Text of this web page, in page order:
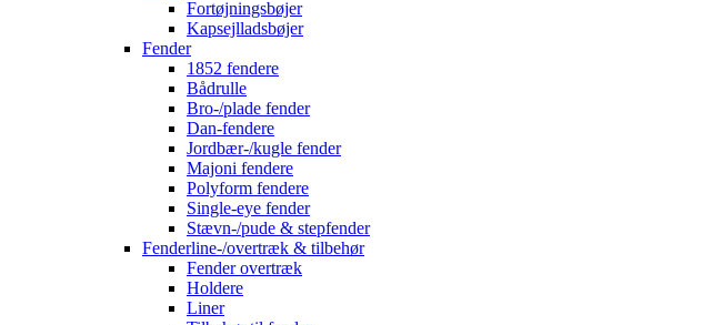
Fortøjningsbøjer
Kapsejlladsbøjer
Fender
1852 fendere
Bådrulle
Bro-/plade fender
Dan-fendere
Jordbær-/kugle fender
Majoni fendere
Polyform fendere
Single-eye fender
Stævn-/pude & stepfender
Fenderline-/overtræk & tilbehør
Fender overtræk
Holdere
Liner